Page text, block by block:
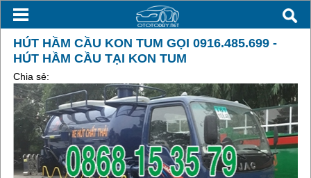
HÚT HẦM CẦU KON TUM GỌI 0916.485.699 -
HÚT HẦM CẦU TẠI KON TUM
Chia sẻ: